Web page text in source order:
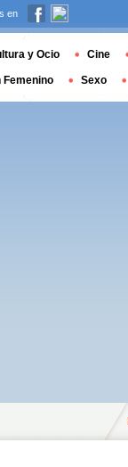
en
y Ocio Cine
Femenino Sexo